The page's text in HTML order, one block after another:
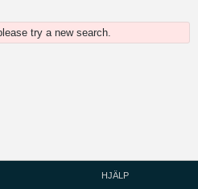
try a new search.
HJÄLP